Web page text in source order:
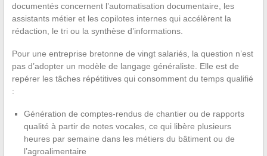
documentés concernent l’automatisation documentaire, les
assistants métier et les copilotes internes qui accélèrent la
rédaction, le tri ou la synthèse d’informations.
Pour une entreprise bretonne de vingt salariés, la question n’est
pas d’adopter un modèle de langage généraliste. Elle est de
repérer les tâches répétitives qui consomment du temps qualifié
:
Génération de comptes-rendus de chantier ou de rapports
qualité à partir de notes vocales, ce qui libère plusieurs
heures par semaine dans les métiers du bâtiment ou de
l’agroalimentaire